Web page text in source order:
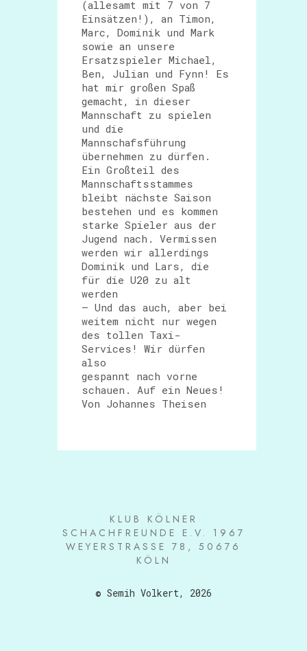
(allesamt mit 7 von 7
Einsätzen!), an Timon,
Marc, Dominik und Mark
sowie an unsere
Ersatzspieler Michael,
Ben, Julian und Fynn! Es
hat mir großen Spaß
gemacht, in dieser
Mannschaft zu spielen
und die
Mannschafsführung
übernehmen zu dürfen.
Ein Großteil des
Mannschaftsstammes
bleibt nächste Saison
bestehen und es kommen
starke Spieler aus der
Jugend nach. Vermissen
werden wir allerdings
Dominik und Lars, die
für die U20 zu alt
werden
– Und das auch, aber bei
weitem nicht nur wegen
des tollen Taxi-
Services! Wir dürfen
also
gespannt nach vorne
schauen. Auf ein Neues!
Von Johannes Theisen
KLUB KÖLNER
SCHACHFREUNDE E.V. 1967
WEYERSTRASSE 78, 50676 K
ÖLN
© Semih Volkert, 2026